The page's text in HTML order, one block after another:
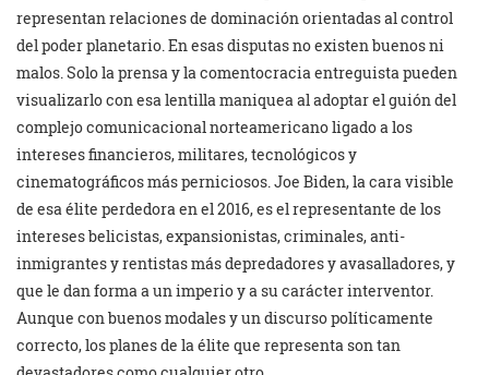
representan relaciones de dominación orientadas al control
del poder planetario. En esas disputas no existen buenos ni
malos. Solo la prensa y la comentocracia entreguista pueden
visualizarlo con esa lentilla maniquea al adoptar el guión del
complejo comunicacional norteamericano ligado a los
intereses financieros, militares, tecnológicos y
cinematográficos más perniciosos. Joe Biden, la cara visible
de esa élite perdedora en el 2016, es el representante de los
intereses belicistas, expansionistas, criminales, anti-
inmigrantes y rentistas más depredadores y avasalladores, y
que le dan forma a un imperio y a su carácter interventor.
Aunque con buenos modales y un discurso políticamente
correcto, los planes de la élite que representa son tan